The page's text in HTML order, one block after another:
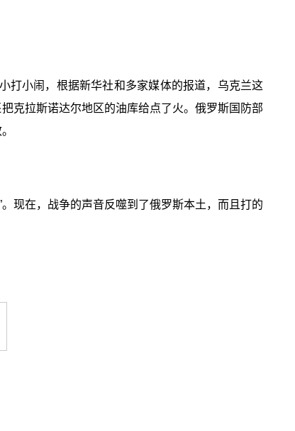
打小闹，根据新华社和多家媒体的报道，乌克兰这
克拉斯诺达尔地区的油库给点了火。俄罗斯国防部
现在，战争的声音反噬到了俄罗斯本土，而且打的